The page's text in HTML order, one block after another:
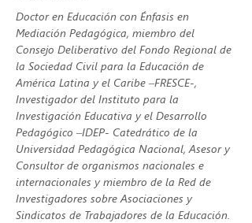
Doctor en Educación con Énfasis en
Mediación Pedagógica, miembro del
Consejo Deliberativo del Fondo Regional de
la Sociedad Civil para la Educación de
América Latina y el Caribe –FRESCE-,
Investigador del Instituto para la
Investigación Educativa y el Desarrollo
Pedagógico –IDEP- Catedrático de la
Universidad Pedagógica Nacional, Asesor y
Consultor de organismos nacionales e
internacionales y miembro de la Red de
Investigadores sobre Asociaciones y
Sindicatos de Trabajadores de la Educación.